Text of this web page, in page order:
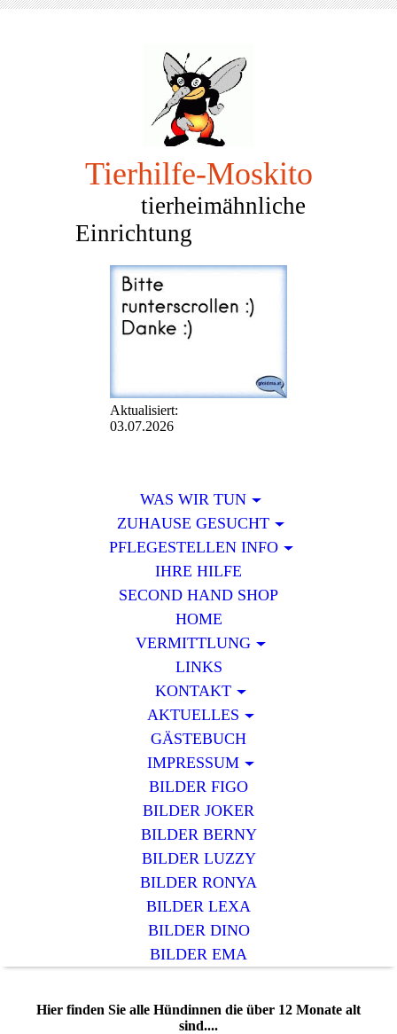
Tierhilfe-Moskito
tierheimähnliche
Einrichtung
Aktualisiert:
03.07.2026
WAS WIR TUN
ZUHAUSE GESUCHT
PFLEGESTELLEN INFO
IHRE HILFE
SECOND HAND SHOP
HOME
VERMITTLUNG
LINKS
KONTAKT
AKTUELLES
GÄSTEBUCH
IMPRESSUM
BILDER FIGO
BILDER JOKER
BILDER BERNY
BILDER LUZZY
BILDER RONYA
BILDER LEXA
BILDER DINO
BILDER EMA
Hier finden Sie alle Hündinnen die über 12 Monate alt
sind....